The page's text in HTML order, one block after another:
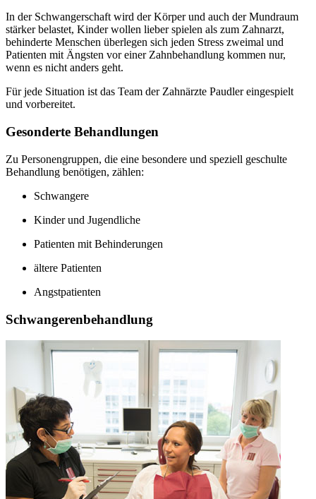
In der Schwangerschaft wird der Körper und auch der Mundraum
stärker belastet, Kinder wollen lieber spielen als zum Zahnarzt,
behinderte Menschen überlegen sich jeden Stress zweimal und
Patienten mit Ängsten vor einer Zahnbehandlung kommen nur,
wenn es nicht anders geht.
Für jede Situation ist das Team der Zahnärzte Paudler eingespielt
und vorbereitet.
Gesonderte Behandlungen
Zu Personengruppen, die eine besondere und speziell geschulte
Behandlung benötigen, zählen:
Schwangere
Kinder und Jugendliche
Patienten mit Behinderungen
ältere Patienten
Angstpatienten
Schwangerenbehandlung